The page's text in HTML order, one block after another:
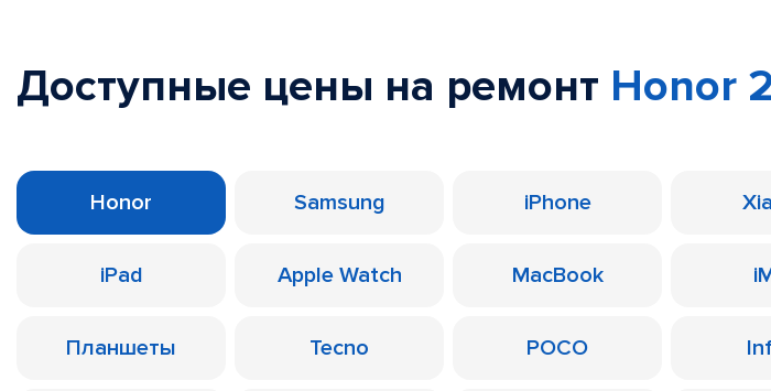
Доступные цены на ремонт Honor
Honor Samsung iPhone
iPad Apple Watch MacBook
Планшеты Tecno POCO